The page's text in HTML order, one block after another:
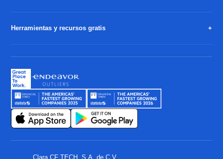
Herramientas y recursos gratis
Clara CF TECH, S.A. de C.V.